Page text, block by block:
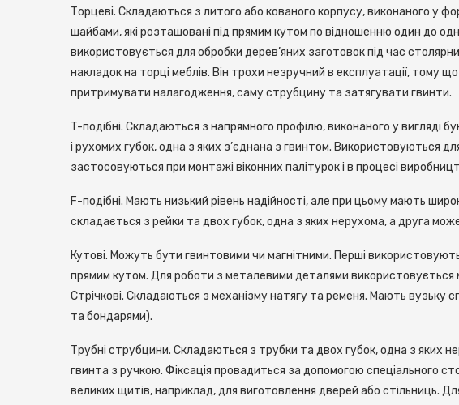
Торцеві. Складаються з литого або кованого корпусу, виконаного у
шайбами, які розташовані під прямим кутом по відношенню один до
використовується для обробки дерев’яних заготовок під час
накладок на торці меблів. Він трохи незручний в експлуатації, тому
притримувати налагодження, саму струбцину та затягувати гвинти.
T-подібні. Складаються з напрямного профілю, виконаного у
і рухомих губок, одна з яких з’єднана з гвинтом. Використовуються
застосовуються при монтажі віконних палітурок і в процесі
F-подібні. Мають низький рівень надійності, але при цьому мають
складається з рейки та двох губок, одна з яких нерухома, а друга
Кутові. Можуть бути гвинтовими чи магнітними. Перші
прямим кутом. Для роботи з металевими деталями використовується
Стрічкові. Складаються з механізму натягу та ременя. Мають вузьку
та бондарями).
Трубні струбцини. Складаються з трубки та двох губок, одна з яких
гвинта з ручкою. Фіксація провадиться за допомогою спеціального
великих щитів, наприклад, для виготовлення дверей або стільниць.